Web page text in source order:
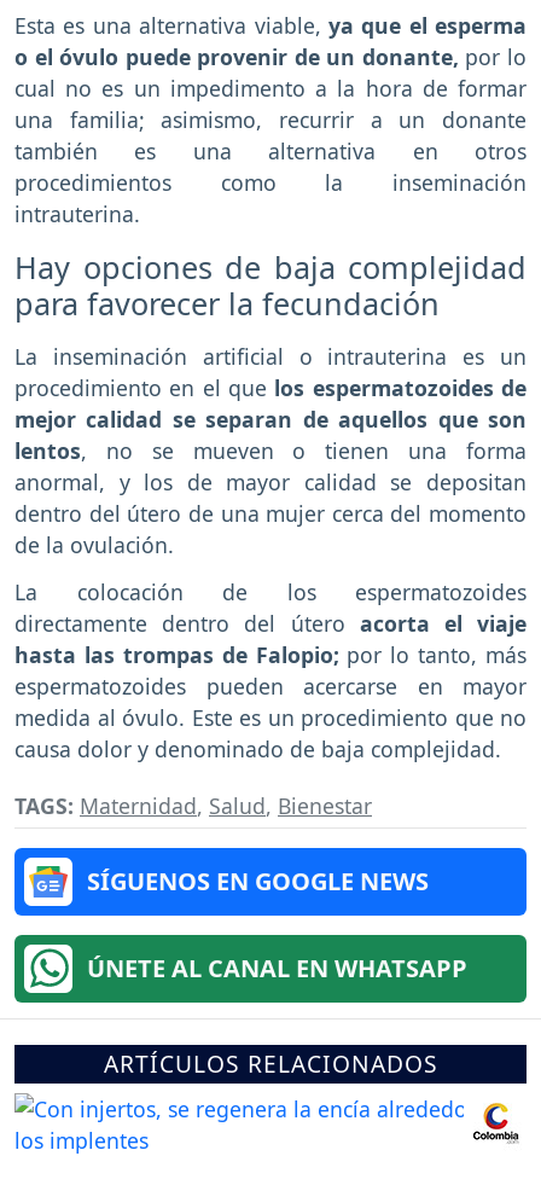
Esta es una alternativa viable, ya que el esperma
o el óvulo puede provenir de un donante, por lo
cual no es un impedimento a la hora de formar
una familia; asimismo, recurrir a un donante
también es una alternativa en otros
procedimientos como la inseminación
intrauterina.
Hay opciones de baja complejidad
para favorecer la fecundación
La inseminación artificial o intrauterina es un
procedimiento en el que los espermatozoides de
mejor calidad se separan de aquellos que son
lentos, no se mueven o tienen una forma
anormal, y los de mayor calidad se depositan
dentro del útero de una mujer cerca del momento
de la ovulación.
La colocación de los espermatozoides
directamente dentro del útero acorta el viaje
hasta las trompas de Falopio; por lo tanto, más
espermatozoides pueden acercarse en mayor
medida al óvulo. Este es un procedimiento que no
causa dolor y denominado de baja complejidad.
TAGS: Maternidad, Salud, Bienestar
SÍGUENOS EN GOOGLE NEWS
ÚNETE AL CANAL EN WHATSAPP
ARTÍCULOS RELACIONADOS